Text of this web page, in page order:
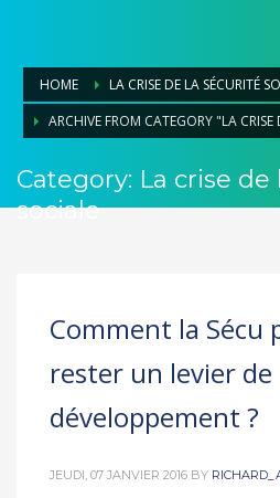
HOME
LA CRISE DE LA SÉCURITÉ
ARCHIVE FROM CATEGORY "LA CRISE
Category: La crise
sociale
Comment la Sécu
rester un levier de
développement ?
JEUDI, 07 JANVIER 2016 BY